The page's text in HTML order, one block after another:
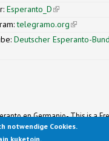
Esperanto_D(link is external)
telegramo.org(link is
Deutscher Esperanto-
en Germanio- This is a
Theme
for the Open Source
notwendige Cookies.
kuketojn.